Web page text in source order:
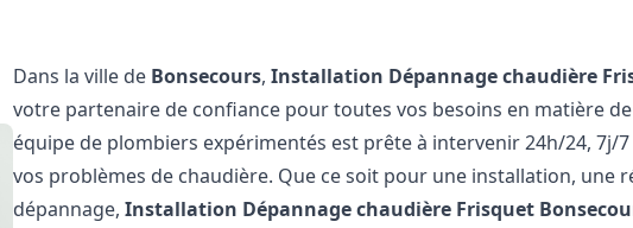
Dans la ville de Bonsecours,Installation Dépannage chaudière
votre partenaire de confiance pour toutes vos besoins en matière
équipe de plombiers expérimentés est prête à intervenir 24h/24, 7j/
vos problèmes de chaudière. Que ce soit pour une installation, une
dépannage,Installation Dépannage chaudière Frisquet